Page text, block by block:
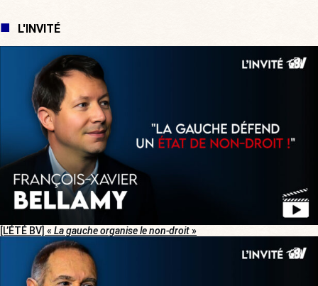
L'INVITÉ
[L’ÉTÉ BV] « La gauche organise le non-droit»